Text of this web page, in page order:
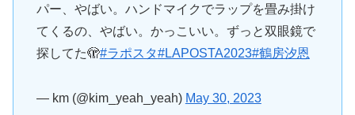
パー、やばい。ハンドマイクでラップを畳み掛け
てくるの、やばい。かっこいい。ずっと双眼鏡で
探してた🫣#ラポスタ#LAPOSTA2023#鶴房汐恩
— km (@kim_yeah_yeah) May 30, 2023